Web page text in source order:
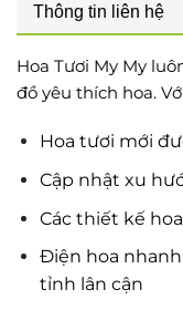
Thông tin liên hệ
Hoa Tươi My My
đồ yêu thích hoa.
Hoa tươi mới
Cập nhật xu
Các thiết kế
Điện hoa
tỉnh lân cận